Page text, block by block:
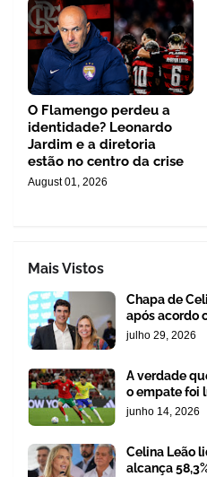
O Flamengo perdeu a
identidade? Leonardo
Jardim e a diretoria
estão no centro da crise
August 01, 2026
Mais Vistos
Chapa de
após acordo
julho 29, 2026
A verdade
o empate foi
junho 14, 2026
Celina Leão
alcança